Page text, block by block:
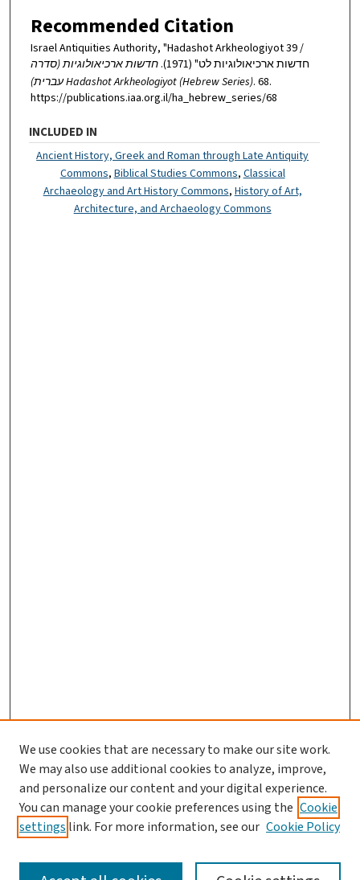
Recommended Citation
Israel Antiquities Authority, "Hadashot Arkheologiyot 39 /
חדשות ארכיאולוגיות לט" (1971).
חדשות ארכיאולוגיות (סדרה
עברית) Hadashot Arkheologiyot (Hebrew Series). 68.
https://publications.iaa.org.il/ha_hebrew_series/68
INCLUDED IN
Ancient History, Greek and Roman through Late Antiquity
Commons, Biblical Studies Commons, Classical
Archaeology and Art History Commons, History of Art,
Architecture, and Archaeology Commons
Search
Enter search terms:
We use cookies that are necessary to make our site work.
We may also use additional cookies to analyze, improve,
and personalize our content and your digital experience.
You can manage your cookie preferences using the Cookie
settings link. For more information, see our Cookie Policy